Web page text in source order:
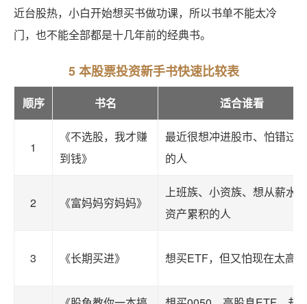
近台股热，小白开始想买书做功课，所以书单不能太冷
门，也不能全部都是十几年前的经典书。
5 本股票投资新手书快速比较表
顺序 书名 适合谁看
1
《不选股，我才赚
到钱》
最近很想冲进股市、怕错过
的人
2 《富妈妈穷妈妈》
上班族、小资族、想从薪水
资产累积的人
3 《长期买进》 想买ETF，但又怕现在太高